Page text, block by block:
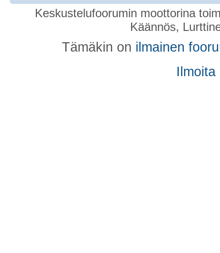
Keskustelufoorumin moottorina
Käännös,
Tämäkin on ilmainen